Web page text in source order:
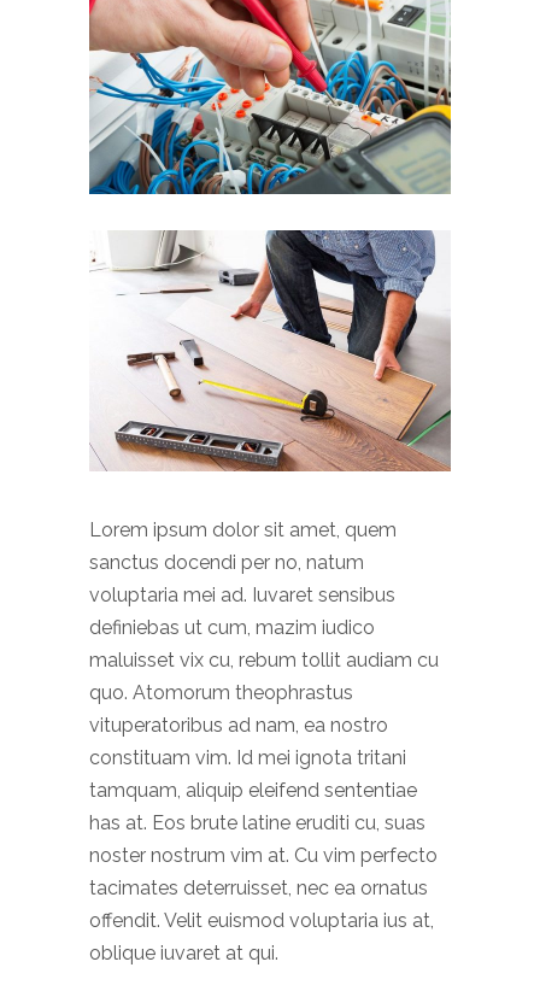
Lorem ipsum dolor sit amet, quem
sanctus docendi per no, natum
voluptaria mei ad. Iuvaret sensibus
definiebas ut cum, mazim iudico
maluisset vix cu, rebum tollit audiam cu
quo. Atomorum theophrastus
vituperatoribus ad nam, ea nostro
constituam vim. Id mei ignota tritani
tamquam, aliquip eleifend sententiae
has at. Eos brute latine eruditi cu, suas
noster nostrum vim at. Cu vim perfecto
tacimates deterruisset, nec ea ornatus
offendit. Velit euismod voluptaria ius at,
oblique iuvaret at qui.